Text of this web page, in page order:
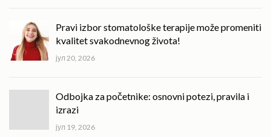
Pravi izbor stomatološke terapije može promeniti
kvalitet svakodnevnog života!
јул 20, 2026
Odbojka za početnike: osnovni potezi, pravila i
izrazi
јул 19, 2026